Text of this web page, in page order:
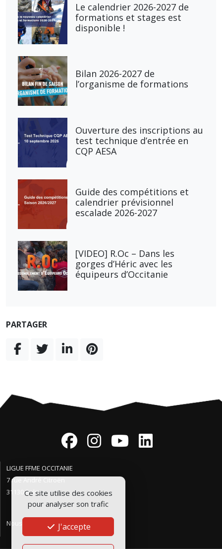
Le calendrier 2026-2027 de
formations et stages est
disponible !
Bilan 2026-2027 de
l’organisme de formations
Ouverture des inscriptions au
test technique d’entrée en
CQP AESA
Guide des compétitions et
calendrier prévisionnel
escalade 2026-2027
[VIDEO] R.Oc – Dans les
gorges d’Héric avec les
équipeurs d’Occitanie
PARTAGER
LIGUE FFME OCCITANIE
7 rue André Citroën
31130 Balma
Nous contacter
Ce site utilise des cookies
pour analyser son trafic
J'accepte